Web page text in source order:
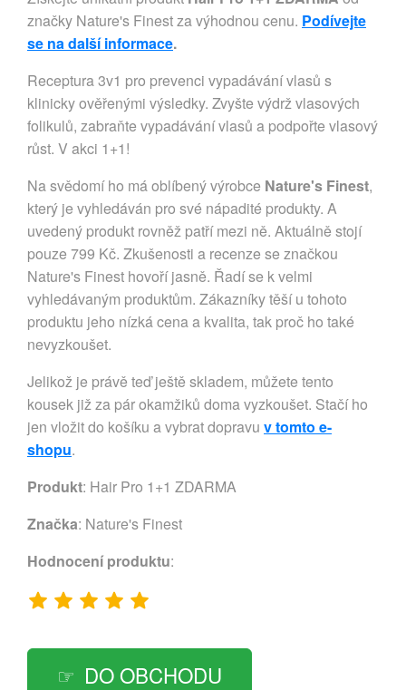
značky Nature's Finest za výhodnou cenu. Podívejte
se na další informace.
Receptura 3v1 pro prevenci vypadávání vlasů s
klinicky ověřenými výsledky. Zvyšte výdrž vlasových
folikulů, zabraňte vypadávání vlasů a podpořte vlasový
růst. V akci 1+1!
Na svědomí ho má oblíbený výrobce Nature's Finest,
který je vyhledáván pro své nápadité produkty. A
uvedený produkt rovněž patří mezi ně. Aktuálně stojí
pouze 799 Kč. Zkušenosti a recenze se značkou
Nature's Finest hovoří jasně. Řadí se k velmi
vyhledávaným produktům. Zákazníky těší u tohoto
produktu jeho nízká cena a kvalita, tak proč ho také
nevyzkoušet.
Jelikož je právě teď ještě skladem, můžete tento
kousek již za pár okamžiků doma vyzkoušet. Stačí ho
jen vložit do košíku a vybrat dopravu v tomto e-
shopu.
Produkt: Hair Pro 1+1 ZDARMA
Značka: Nature's Finest
Hodnocení produktu:
DO OBCHODU